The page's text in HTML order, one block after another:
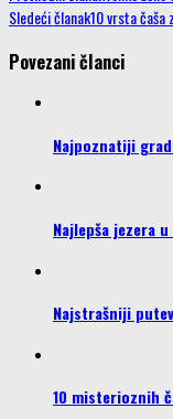
Sledeći članak10 vrsta čaša
Povezani članci
Najpoznatiji
Najlepša jezera
Najstrašniji
10 misterioznih